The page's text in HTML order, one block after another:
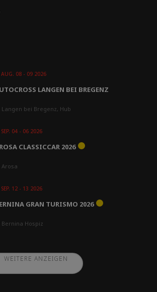
AUG. 08 - 09 2026
LANGEN BEI BREGENZ
Langen bei Bregenz, Hub
SEP. 04 - 06 2026
CLASSICCAR 2026
Arosa
SEP. 12 - 13 2026
GRAN TURISMO 2026
Bernina Hospiz
WEITERE ANZEIGEN